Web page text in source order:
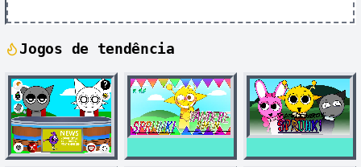
Jogos de tendência